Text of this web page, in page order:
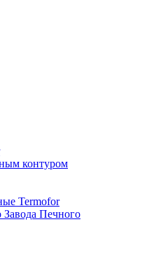
контуром
Termofor
Завода Печного